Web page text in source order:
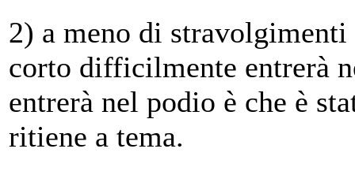
2) a meno di
corto difficilmente entrerà
entrerà nel podio è che è
ritiene a tema.